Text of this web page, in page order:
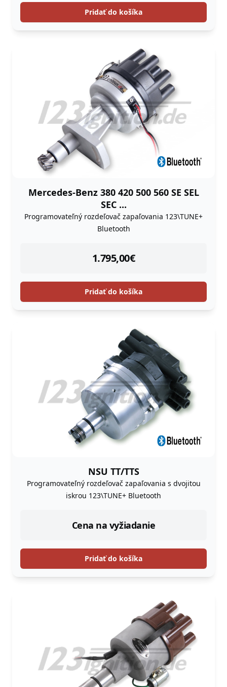
Pridať do košíka
Mercedes-Benz 380 420 500 560 SE SEL
SEC ...
Programovateľný rozdeľovač zapaľovania 123\TUNE+
Bluetooth
1.795,00€
instock
Pridať do košíka
NSU TT/TTS
Programovateľný rozdeľovač zapaľovania s dvojitou
iskrou 123\TUNE+ Bluetooth
Cena na vyžiadanie
Pridať do košíka